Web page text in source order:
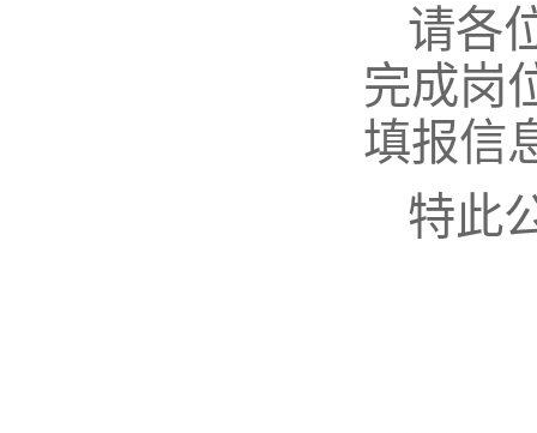
请各
完成岗
填报信
特此